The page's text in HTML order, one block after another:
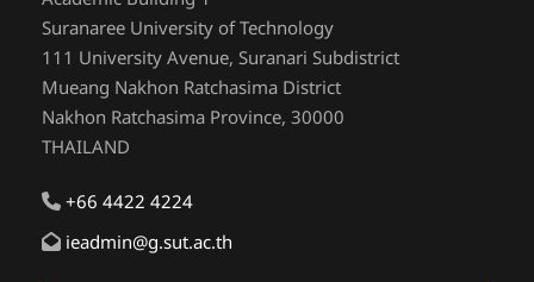
Suranaree University of Technology
111 University Avenue, Suranari Subdistrict
Mueang Nakhon Ratchasima District
Nakhon Ratchasima Province, 30000
THAILAND
+66 4422 4224
ieadmin@g.sut.ac.th